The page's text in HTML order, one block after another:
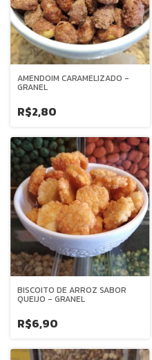
AMENDOIM CARAMELIZADO -
GRANEL
R$2,80
BISCOITO DE ARROZ SABOR
QUEIJO - GRANEL
R$6,90